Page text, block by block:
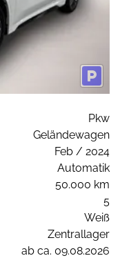
Pkw
Geländewagen
Feb / 2024
Automatik
50.000 km
5
Weiß
Zentrallager
ab ca. 09.08.2026